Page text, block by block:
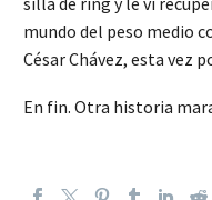
mundo del peso medio
César Chávez, esta vez
En fin. Otra historia